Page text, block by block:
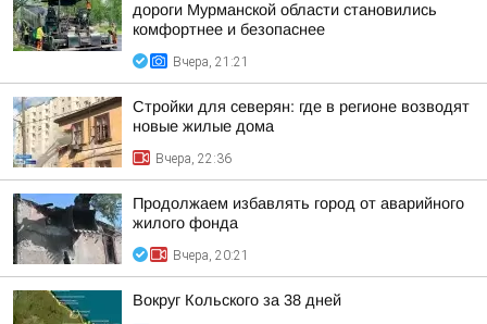
дороги Мурманской области становились
комфортнее и безопаснее
Вчера, 21:21
Стройки для северян: где в регионе возводят
новые жилые дома
Вчера, 22:36
Продолжаем избавлять город от аварийного
жилого фонда
Вчера, 20:21
Вокруг Кольского за 38 дней